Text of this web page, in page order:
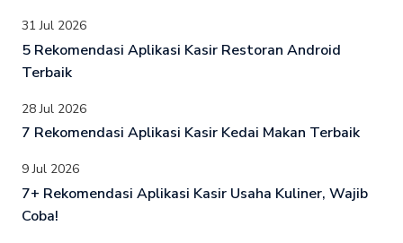
31 Jul 2026
5 Rekomendasi Aplikasi Kasir Restoran Android
Terbaik
28 Jul 2026
7 Rekomendasi Aplikasi Kasir Kedai Makan Terbaik
9 Jul 2026
7+ Rekomendasi Aplikasi Kasir Usaha Kuliner, Wajib
Coba!